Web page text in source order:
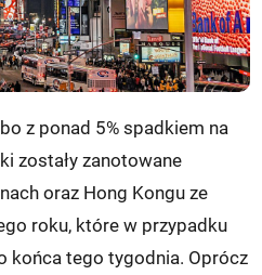
z ponad 5% spadkiem na
zostały zanotowane
oraz Hong Kongu ze
roku, które w przypadku
końca tego tygodnia. Oprócz